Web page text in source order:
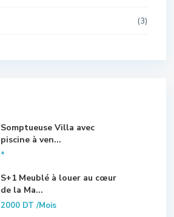
(3)
Somptueuse Villa avec
piscine à ven...
*
S+1 Meublé à louer au cœur
de la Ma...
2000 DT/Mois